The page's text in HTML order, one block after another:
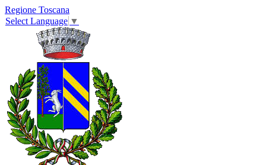
Regione Toscana
Select Language ▼